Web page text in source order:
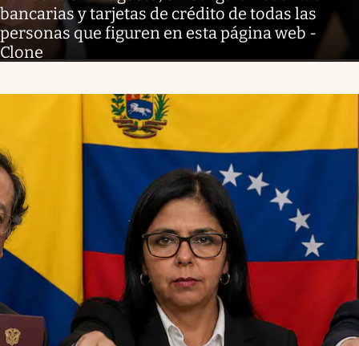
bancarias y tarjetas de crédito de todas las
personas que figuren en esta página web -
Clone